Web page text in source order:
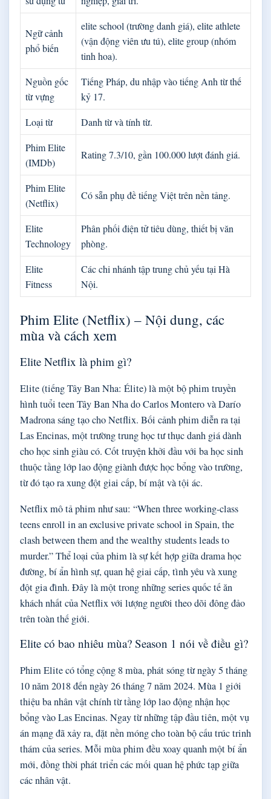
Ngữ cảnh
phổ biến
elite school (trường danh giá), elite athlete
(vận động viên ưu tú), elite group (nhóm
tinh hoa).
Nguồn gốc
từ vựng
Tiếng Pháp, du nhập vào tiếng Anh từ thế
kỷ 17.
Loại từ
Danh từ và tính từ.
Phim Elite
(IMDb)
Rating 7.3/10, gần 100.000 lượt đánh giá.
Phim Elite
(Netflix)
Có sẵn phụ đề tiếng Việt trên nền tảng.
Elite
Technology
Phân phối điện tử tiêu dùng, thiết bị văn
phòng.
Elite
Fitness
Các chi nhánh tập trung chủ yếu tại Hà
Nội.
Phim Elite (Netflix) – Nội dung, các
mùa và cách xem
Elite Netflix là phim gì?
Elite (tiếng Tây Ban Nha: Élite) là một bộ phim truyền
hình tuổi teen Tây Ban Nha do Carlos Montero và Darío
Madrona sáng tạo cho Netflix. Bối cảnh phim diễn ra tại
Las Encinas, một trường trung học tư thục danh giá dành
cho học sinh giàu có. Cốt truyện khởi đầu với ba học sinh
thuộc tầng lớp lao động giành được học bổng vào trường,
từ đó tạo ra xung đột giai cấp, bí mật và tội ác.
Netflix mô tả phim như sau: “When three working-class
teens enroll in an exclusive private school in Spain, the
clash between them and the wealthy students leads to
murder.” Thể loại của phim là sự kết hợp giữa drama học
đường, bí ẩn hình sự, quan hệ giai cấp, tình yêu và xung
đột gia đình. Đây là một trong những series quốc tế ăn
khách nhất của Netflix với lượng người theo dõi đông đảo
trên toàn thế giới.
Elite có bao nhiêu mùa? Season 1 nói về điều gì?
Phim Elite có tổng cộng 8 mùa, phát sóng từ ngày 5 tháng
10 năm 2018 đến ngày 26 tháng 7 năm 2024. Mùa 1 giới
thiệu ba nhân vật chính từ tầng lớp lao động nhận học
bổng vào Las Encinas. Ngay từ những tập đầu tiên, một vụ
án mạng đã xảy ra, đặt nền móng cho toàn bộ cấu trúc trinh
thám của series. Mỗi mùa phim đều xoay quanh một bí ẩn
mới, đồng thời phát triển các mối quan hệ phức tạp giữa
các nhân vật.